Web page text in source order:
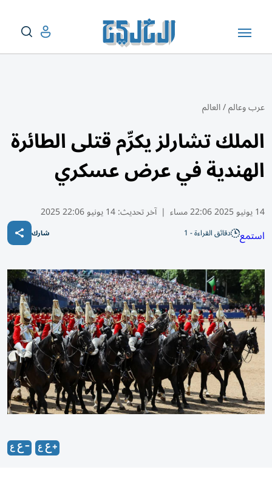
عرب وعالم/العالم
الملك تشارلز يكرِّم قتلى الطائرة
الهندية في عرض عسكري
14 يونيو 2025 22:06 مساء | آخر تحديث:14 يونيو 22:06 2025
استمع دقائق القراءة - 1 شارك